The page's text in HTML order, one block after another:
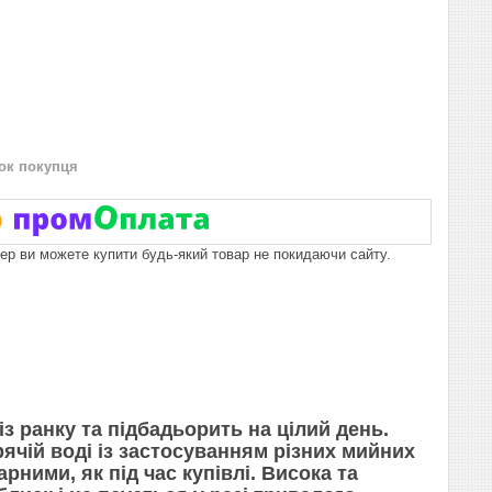
покупця
ви можете купити будь-який товар не покидаючи сайту.
ранку та підбадьорить на цілий день.
воді із застосуванням різних мийних
як під час купівлі. Висока та